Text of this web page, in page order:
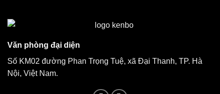
Văn phòng đại diện
Số KM02 đường Phan Trọng Tuệ, xã Đại Thanh, TP. Hà
Nội, Việt Nam.